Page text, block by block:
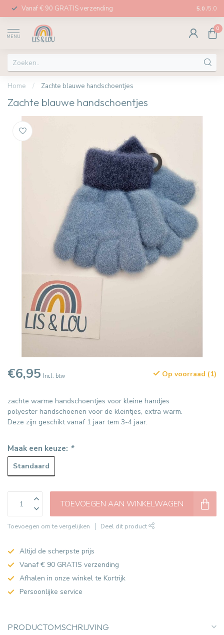
Vanaf € 90 GRATIS verzending Afhalen
5.0 /5.0
MENU
0
Home / Zachte blauwe handschoentjes
Zachte blauwe handschoentjes
€6,95 Incl. btw Op voorraad (1)
zachte warme handschoentjes voor kleine handjes
polyester handschoenen voor de kleintjes, extra warm.
Deze zijn geschikt vanaf 1 jaar tem 3-4 jaar.
Maak een keuze: *
Standaard
TOEVOEGEN AAN WINKELWAGEN
Toevoegen om te vergelijken Deel dit product
Altijd de scherpste prijs
Vanaf € 90 GRATIS verzending
Afhalen in onze winkel te Kortrijk
Persoonlijke service
PRODUCTOMSCHRIJVING